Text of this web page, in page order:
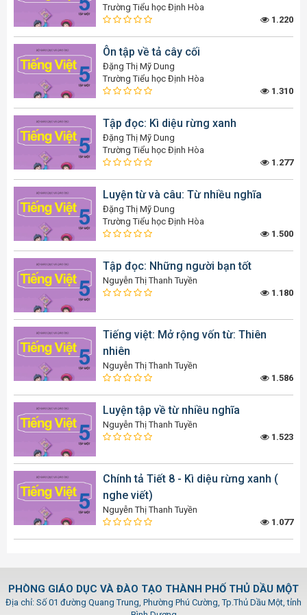
Trường Tiểu học Định Hòa
1.220
Ôn tập về tả cây cối
Đặng Thị Mỹ Dung
Trường Tiểu học Định Hòa
1.310
Tập đọc: Kì diệu rừng xanh
Đặng Thị Mỹ Dung
Trường Tiểu học Định Hòa
1.277
Luyện từ và câu: Từ nhiều nghĩa
Đặng Thị Mỹ Dung
Trường Tiểu học Định Hòa
1.500
Tập đọc: Những người bạn tốt
Nguyễn Thị Thanh Tuyền
1.180
Tiếng việt: Mở rộng vốn từ: Thiên
nhiên
Nguyễn Thị Thanh Tuyền
1.586
Luyện tập về từ nhiều nghĩa
Nguyễn Thị Thanh Tuyền
1.523
Chính tả Tiết 8 - Kì diệu rừng xanh (
nghe viết)
Nguyễn Thị Thanh Tuyền
1.077
PHÒNG GIÁO DỤC VÀ ĐÀO TẠO THÀNH PHỐ THỦ DẦU MỘT
Địa chỉ: Số 01 đường Quang Trung, Phường Phú Cường, Tp.Thủ Dầu Một, tỉnh